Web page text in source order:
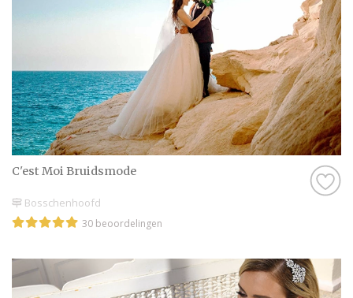
C'est Moi Bruidsmode
Bosschenhoofd
30 beoordelingen